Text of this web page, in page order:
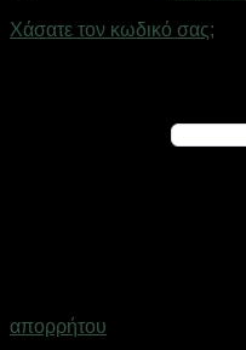
Χάσατε τον κωδικό σας;
Απαιτείται
απορρήτου